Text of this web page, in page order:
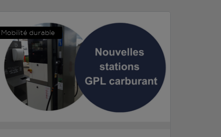
Mobilité durable